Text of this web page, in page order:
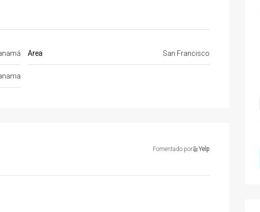
Area San Francisco
Fomentado por Yelp